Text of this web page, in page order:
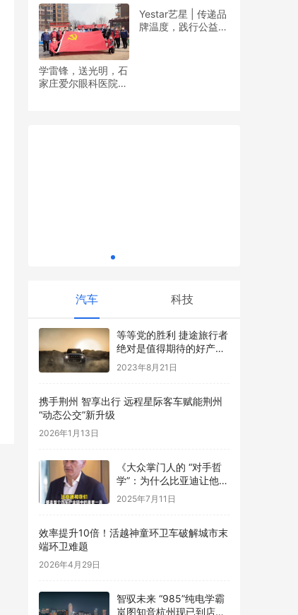
学雷锋，送光明，石
家庄爱尔眼科医院党
Yestar艺星 | 传递品
牌温度，践行公益之
汽车 科技
等等党的胜利 捷途旅行者
绝对是值得期待的好产
品！
2023年8月21日
携手荆州 智享出行 远程星际客车赋能荆州
“动态公交”新升级
2026年1月13日
《大众掌门人的 “对手哲
学”：为什么比亚迪让他们
更优秀？》
2025年7月11日
效率提升10倍！活越神童环卫车破解城市末
端环卫难题
2026年4月29日
智驭未来 “985”纯电学霸
岚图知音杭州现已到店，